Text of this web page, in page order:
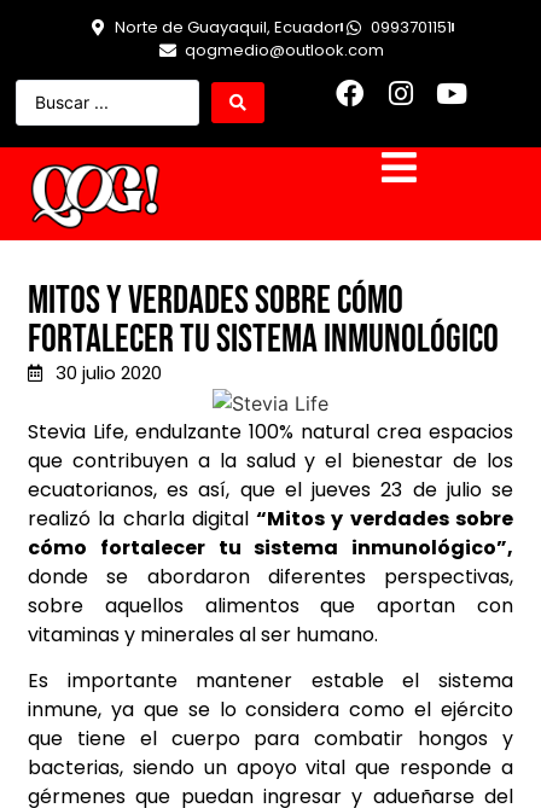
Norte de Guayaquil, Ecuador
0993701151
qogmedio@outlook.com
Mitos y verdades sobre cómo
fortalecer tu sistema inmunológico
30 julio 2020
Stevia Life, endulzante 100% natural crea espacios
que contribuyen a la salud y el bienestar de los
ecuatorianos, es así, que el jueves 23 de julio se
realizó la charla digital“Mitos y verdades sobre
cómo fortalecer tu sistema inmunológico”,
donde se abordaron diferentes perspectivas,
sobre aquellos alimentos que aportan con
vitaminas y minerales al ser humano.
Es importante mantener estable el sistema
inmune, ya que se lo considera como el ejército
que tiene el cuerpo para combatir hongos y
bacterias, siendo un apoyo vital que responde a
gérmenes que puedan ingresar y adueñarse del